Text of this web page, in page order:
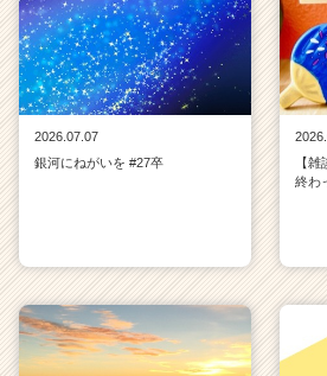
2026.07.07
銀河にねがいを #27卒
【
終わ